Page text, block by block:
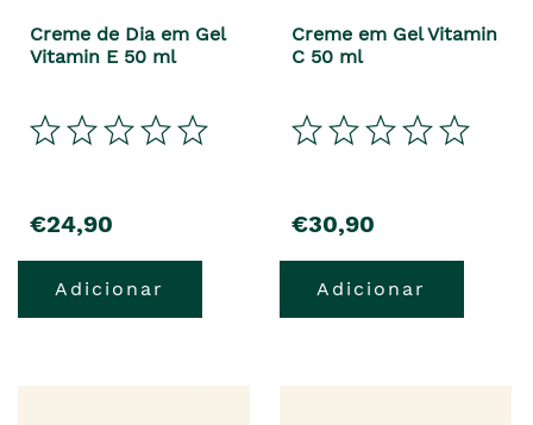
Creme de Dia em Gel
Vitamin E 50 ml
€24,90
Adicionar
Creme em Gel Vitamin
C 50 ml
€30,90
Adicionar